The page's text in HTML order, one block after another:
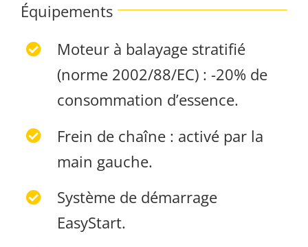
Équipements
Moteur à balayage stratifié
(norme 2002/88/EC) : -20% de
consommation d’essence.
Frein de chaîne : activé par la
main gauche.
Système de démarrage
EasyStart.